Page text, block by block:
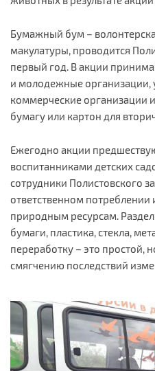
Бумажный бум –
макулатуры, проводится
первый год. В акции
и молодежные организации,
коммерческие организации
бумагу или картон для
Ежегодно акции
воспитанниками детских
сотрудники Полистовского
ответственном
природным ресурсам.
бумаги, пластика, стекла,
переработку – это простой,
смягчению последствий